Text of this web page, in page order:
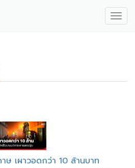
ษ เผาวอดกว่า 10 ล้านบาท